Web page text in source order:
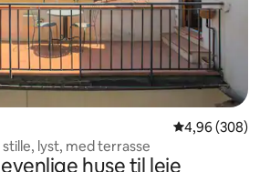
4,96 ud af 5 i
4,96 (308)
lyst, med terrasse
huse til leje